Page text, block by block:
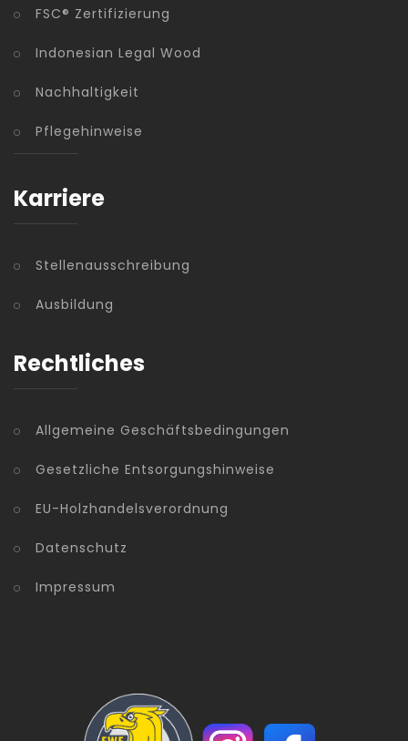
FSC® Zertifizierung
Indonesian Legal Wood
Nachhaltigkeit
Pflegehinweise
Karriere
Stellenausschreibung
Ausbildung
Rechtliches
Allgemeine Geschäftsbedingungen
Gesetzliche Entsorgungshinweise
EU-Holzhandelsverordnung
Datenschutz
Impressum